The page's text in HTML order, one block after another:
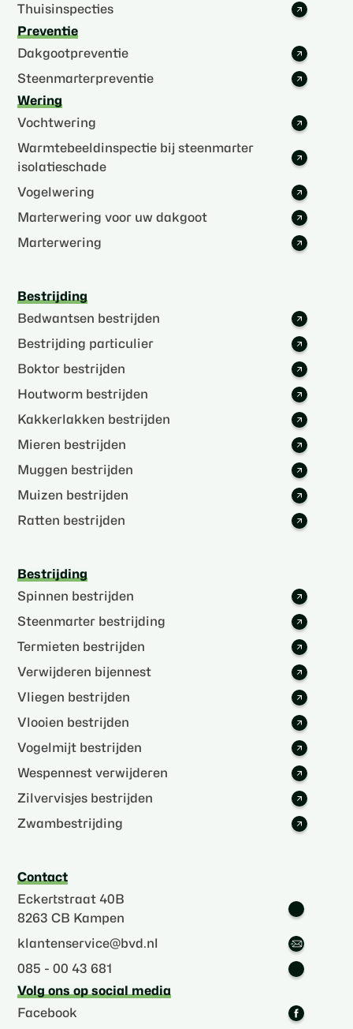
Thuisinspecties
Preventie
Dakgootpreventie
Steenmarterpreventie
Wering
Vochtwering
Warmtebeeldinspectie bij steenmarter
isolatieschade
Vogelwering
Marterwering voor uw dakgoot
Marterwering
Bestrijding
Bedwantsen bestrijden
Bestrijding particulier
Boktor bestrijden
Houtworm bestrijden
Kakkerlakken bestrijden
Mieren bestrijden
Muggen bestrijden
Muizen bestrijden
Ratten bestrijden
Bestrijding
Spinnen bestrijden
Steenmarter bestrijding
Termieten bestrijden
Verwijderen bijennest
Vliegen bestrijden
Vlooien bestrijden
Vogelmijt bestrijden
Wespennest verwijderen
Zilvervisjes bestrijden
Zwambestrijding
Contact
Eckertstraat 40B
8263 CB Kampen
klantenservice@bvd.nl
085 - 00 43 681
Volg ons op social media
Facebook